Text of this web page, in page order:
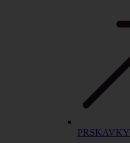
PRSKAVKY